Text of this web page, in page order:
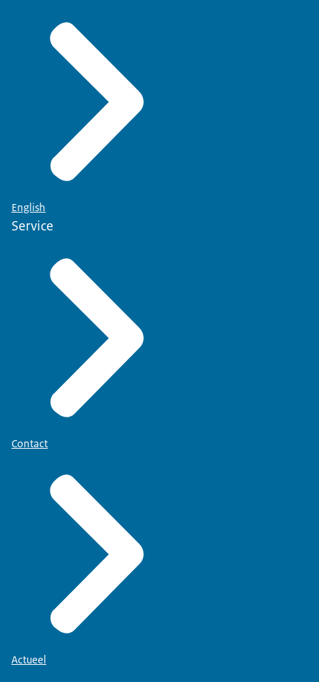
English
Service
Contact
Actueel